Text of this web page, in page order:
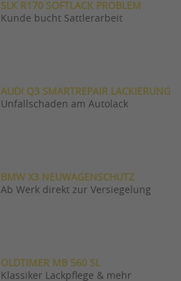
SLK R170 SOFTLACK PROBLEM
Kunde bucht Sattlerarbeit
AUDI Q3 SMARTREPAIR LACKIERUNG
Unfallschaden am Autolack
BMW X3 NEUWAGENSCHUTZ
Ab Werk direkt zur Versiegelung
OLDTIMER MB 560 SL
Klassiker Lackpflege & mehr